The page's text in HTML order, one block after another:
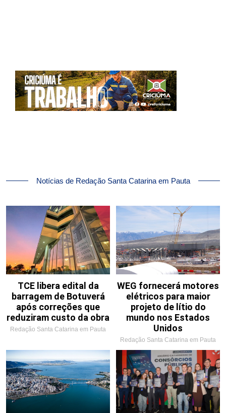
Notícias de Redação Santa Catarina em Pauta
TCE libera edital da
barragem de Botuverá
após correções que
reduziram custo da obra
Redação Santa Catarina em Pauta
WEG fornecerá motores
elétricos para maior
projeto de lítio do
mundo nos Estados
Unidos
Redação Santa Catarina em Pauta